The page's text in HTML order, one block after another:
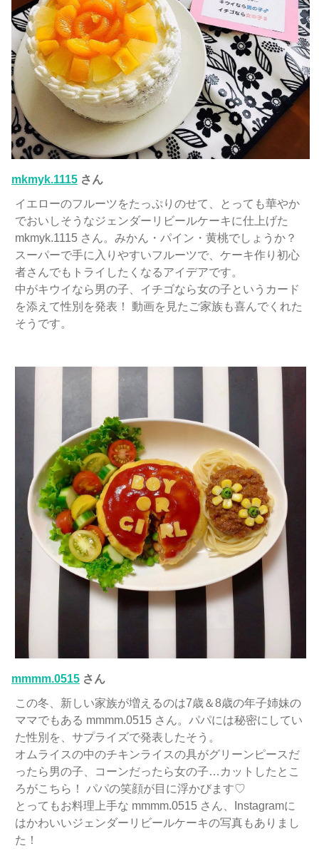
mkmyk.1115 さん
イエローのフルーツをたっぷりのせて、とっても華やか
でおいしそうなジェンダーリビールケーキに仕上げた
mkmyk.1115 さん。みかん・パイン・黄桃でしょうか？
スーパーで手に入りやすいフルーツで、ケーキ作り初心
者さんでもトライしたくなるアイデアです。
中がキウイなら男の子、イチゴなら女の子というカード
を添えて性別を発表！ 動画を見たご家族も喜んでくれた
そうです。
mmmm.0515 さん
この冬、新しい家族が増えるのは7歳＆8歳の年子姉妹の
ママでもある mmmm.0515 さん。パパには秘密にしてい
た性別を、サプライズで発表したそう。
オムライスの中のチキンライスの具がグリーンピースだ
ったら男の子、コーンだったら女の子…カットしたとこ
ろがこちら！ パパの笑顔が目に浮かびます♡
とってもお料理上手な mmmm.0515 さん、Instagramに
はかわいいジェンダーリビールケーキの写真もありまし
た！